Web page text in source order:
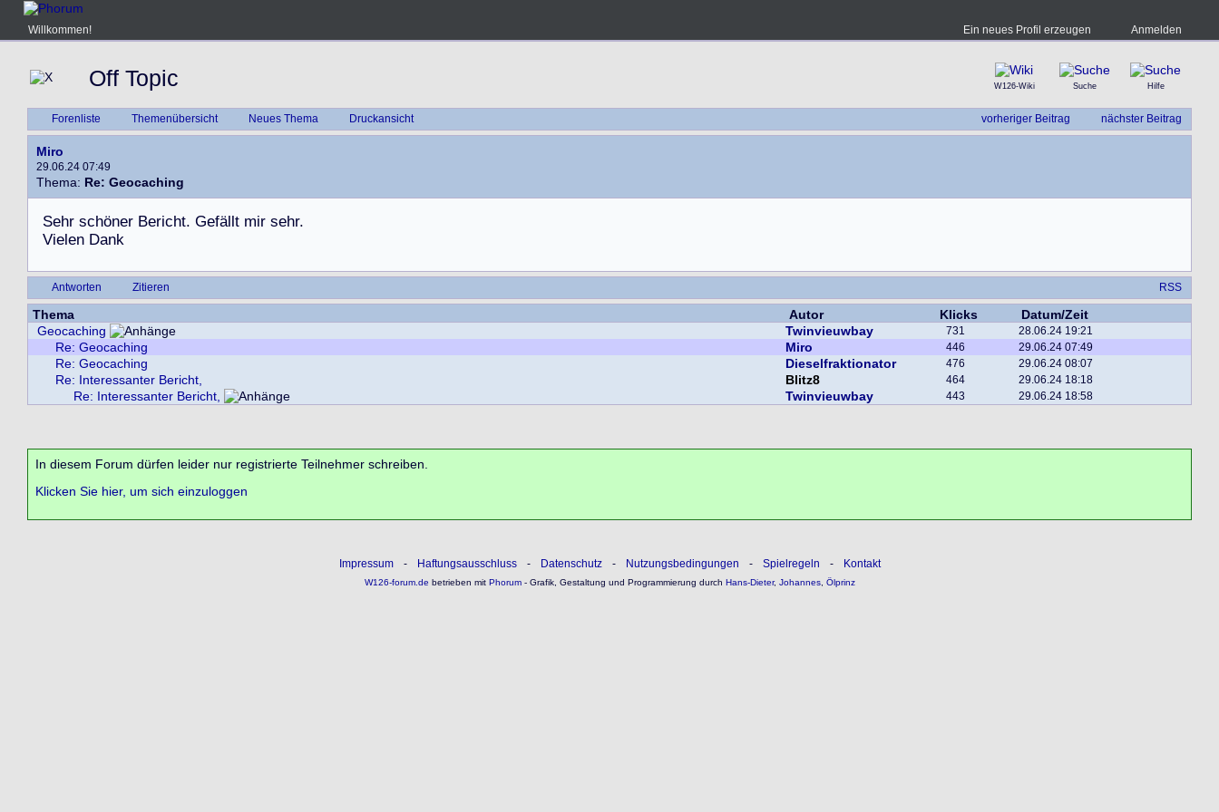
Willkommen! Ein neues Profil erzeugen Anmelden
Off Topic W126-Wiki Suche Hilfe
vorheriger Beitrag nächster Beitrag
Forenliste Themenübersicht Neues Thema Druckansicht
Miro
29.06.24 07:49
Thema: Re: Geocaching
Sehr schöner Bericht. Gefällt mir sehr.
Vielen Dank
Antworten Zitieren RSS
Thema Autor Klicks
Datum/Zeit
Geocaching
Twinvieuwbay 731 28.06.24 19:21
Re: Geocaching Miro 446 29.06.24 07:49
Re: Geocaching Dieselfraktionator 476 29.06.24 08:07
Re: Interessanter Bericht, Blitz8 464 29.06.24 18:18
Re: Interessanter Bericht, Twinvieuwbay 443 29.06.24 18:58
In diesem Forum dürfen leider nur registrierte Teilnehmer schreiben.
Klicken Sie hier, um sich einzuloggen
Impressum - Haftungsausschluss - Datenschutz - Nutzungsbedingungen - Spielregeln - Kontakt
W126-forum.de betrieben mitPhorum- Grafik, Gestaltung und Programmierung durch Hans-Dieter, Johannes, Ölprinz